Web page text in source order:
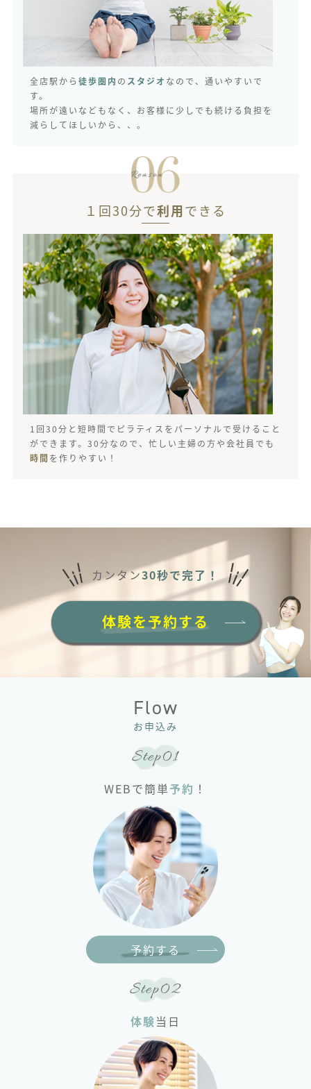
全店駅から 徒歩圏内 の スタジオ なので、通いやすいで
す。
場所が遠いなどもなく、お客様に少しでも続ける負担を
減らしてほしいから、、。
１回30分で利用できる
1回30分と短時間でピラティスをパーソナルで受けること
ができます。30分なので、忙しい主婦の方や会社員でも
時間 を作りやすい！
カンタン30秒で完了！
体験を予約する
Flow
お申込み
Step01
WEBで簡単予約 ！
予約する
Step02
体験当日